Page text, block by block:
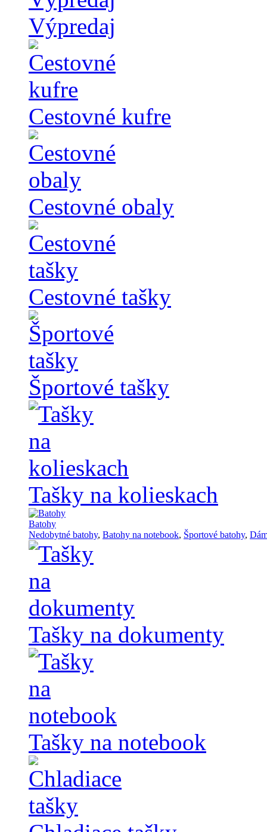
Výpredaj
Cestovné kufre
Cestovné obaly
Cestovné tašky
Športové tašky
Tašky na kolieskach
Batohy
Nedobytné batohy, Batohy na notebook, Športové batohy,
Tašky na dokumenty
Tašky na notebook